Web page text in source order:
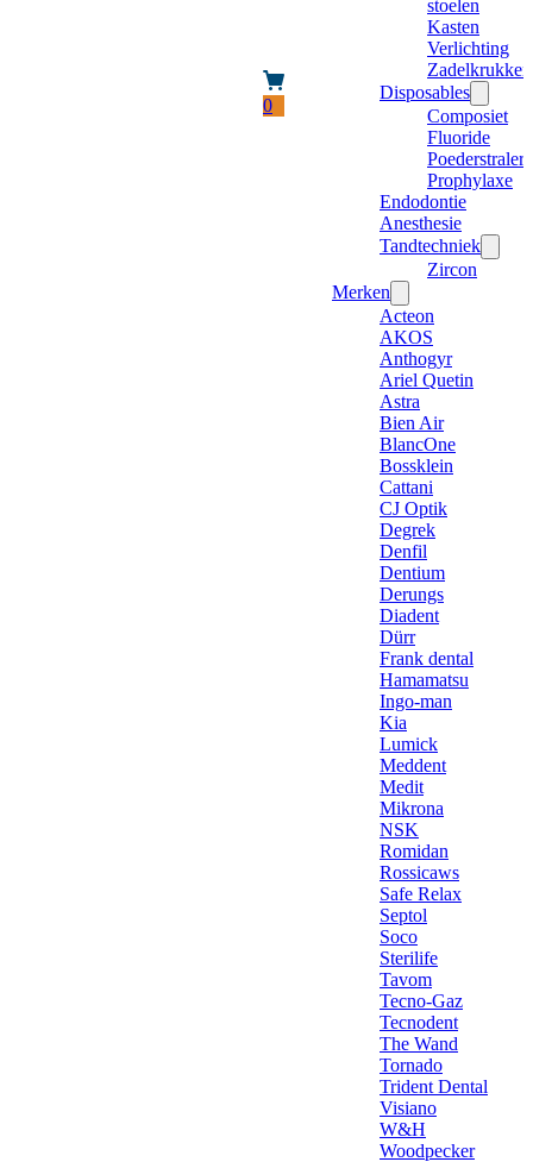
0
stoelen
Kasten
Verlichting
Zadelkrukken
Disposables
Composiet
Fluoride
Poederstraler
Prophylaxe
Endodontie
Anesthesie
Tandtechniek
Zircon
Merken
Acteon
AKOS
Anthogyr
Ariel Quetin
Astra
Bien Air
BlancOne
Bossklein
Cattani
CJ Optik
Degrek
Denfil
Dentium
Derungs
Diadent
Dürr
Frank dental
Hamamatsu
Ingo-man
Kia
Lumick
Meddent
Medit
Mikrona
NSK
Romidan
Rossicaws
Safe Relax
Septol
Soco
Sterilife
Tavom
Tecno-Gaz
Tecnodent
The Wand
Tornado
Trident Dental
Visiano
W&H
Woodpecker